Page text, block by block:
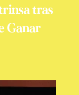
tras
Ganar